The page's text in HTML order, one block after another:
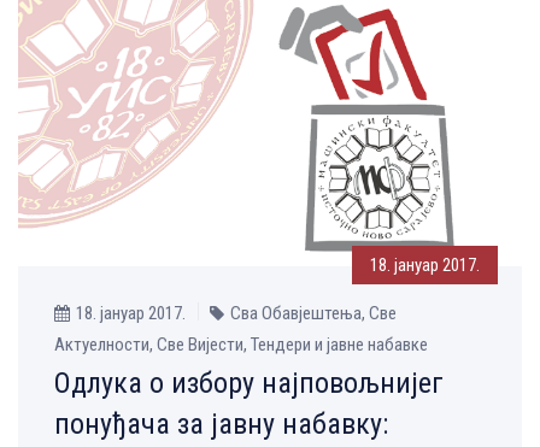
18. јануар 2017.
18. јануар 2017.
Сва Обавјештења, Све
Aктуелности, Све Вијести, Тендери и јавне набавке
Одлука о избору најповољнијег
понуђача за јавну набавку: